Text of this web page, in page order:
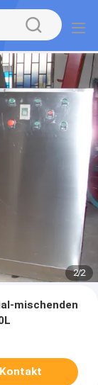
2/2
mischenden
Kontakt